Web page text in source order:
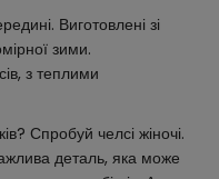
Виготовлені зі
зими.
з теплими
Спробуй челсі жіночі.
деталь, яка може